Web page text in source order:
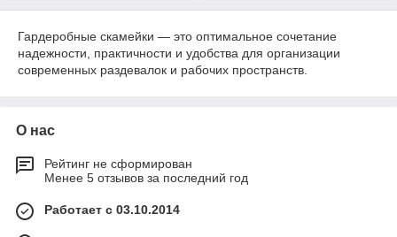
Гардеробные скамейки — это оптимальное сочетание
надежности, практичности и удобства для организации
современных раздевалок и рабочих пространств.
О нас
Рейтинг не сформирован
Менее 5 отзывов за последний год
Работает с 03.10.2014